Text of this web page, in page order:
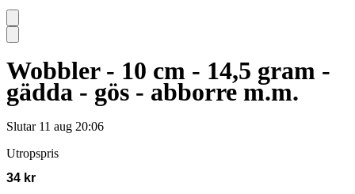
Wobbler - 10 cm - 14,5 gram -
gädda - gös - abborre m.m.
Slutar 11 aug 20:06
Utropspris
34 kr